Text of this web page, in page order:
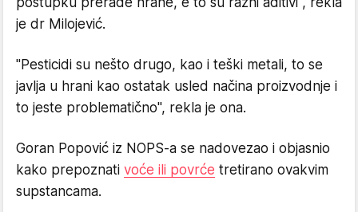
je dr Milojević.
"Pesticidi su nešto drugo, kao i teški metali, to se
javlja u hrani kao ostatak usled načina proizvodnje i
to jeste problematično", rekla je ona.
Goran Popović iz NOPS-a se nadovezao i objasnio
kako prepoznati voće ili povrće tretirano ovakvim
supstancama.